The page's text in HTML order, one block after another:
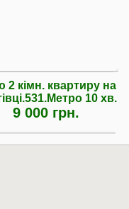
2 кімн. квартиру на
10 хв.
9 000 грн.